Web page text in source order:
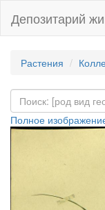
Депозитарий
Растения
Полное